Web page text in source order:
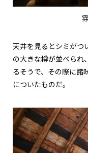
天井を見るとシミがつ
の大きな樽が並べられ
るそうで、その際に諸
についたものだ。